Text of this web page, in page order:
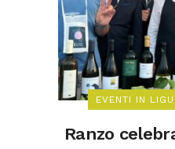
EVENTI IN
Ranzo